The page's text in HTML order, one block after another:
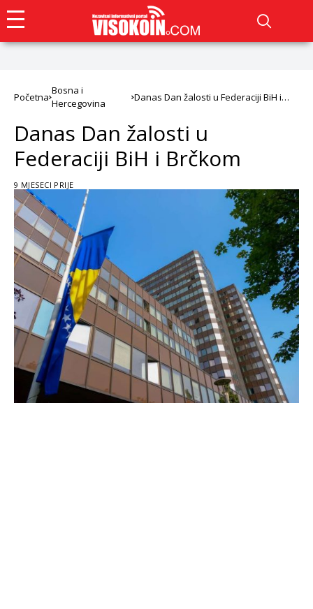
Početna
Bosna i
Hercegovina
Danas Dan žalosti u Federaciji BiH i
Danas Dan žalosti u
Federaciji BiH i Brčkom
9 MJESECI PRIJE